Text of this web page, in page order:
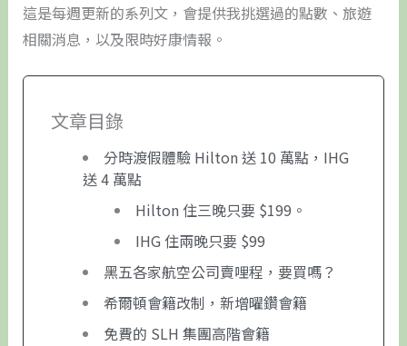
這是每週更新的系列文，會提供我挑選過的點數、旅遊
相關消息，以及限時好康情報。
文章目錄
分時渡假體驗 Hilton 送 10 萬點，IHG
送 4 萬點
Hilton 住三晚只要 $199。
IHG 住兩晚只要 $99
黑五各家航空公司賣哩程，要買嗎？
希爾頓會籍改制，新增曜鑽會籍
免費的 SLH 集團高階會籍